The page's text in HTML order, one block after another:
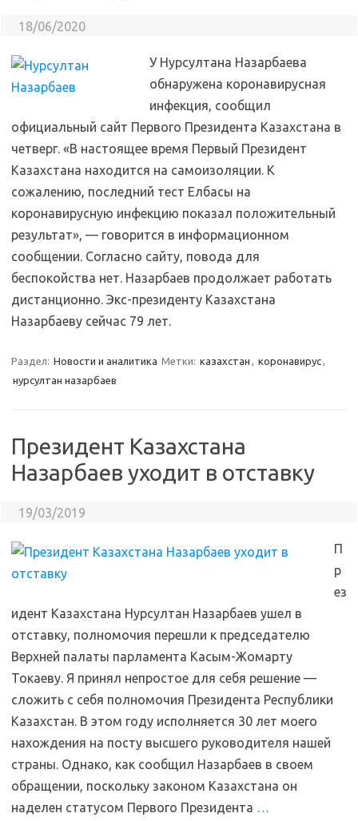
18/06/2020
У Нурсултана Назарбаева
обнаружена коронавирусная
инфекция, сообщил
официальный сайт Первого Президента Казахстана в
четверг. «В настоящее время Первый Президент
Казахстана находится на самоизоляции. К
сожалению, последний тест Елбасы на
коронавирусную инфекцию показал положительный
результат», — говорится в информационном
сообщении. Согласно сайту, повода для
беспокойства нет. Назарбаев продолжает работать
дистанционно. Экс-президенту Казахстана
Назарбаеву сейчас 79 лет.
Раздел: Новости и аналитика Метки: казахстан , коронавирус,
нурсултан назарбаев
Президент Казахстана
Назарбаев уходит в отставку
19/03/2019
П
р
ез
идент Казахстана Нурсултан Назарбаев ушел в
отставку, полномочия перешли к председателю
Верхней палаты парламента Касым-Жомарту
Токаеву. Я принял непростое для себя решение —
сложить с себя полномочия Президента Республики
Казахстан. В этом году исполняется 30 лет моего
нахождения на посту высшего руководителя нашей
страны. Однако, как сообщил Назарбаев в своем
обращении, поскольку законом Казахстана он
наделен статусом Первого Президента …